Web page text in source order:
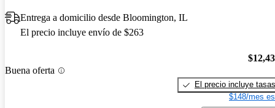
Entrega a domicilio desde Bloomington, IL
El precio incluye envío de $263
Buena oferta
El precio incluye tasas
$148/mes